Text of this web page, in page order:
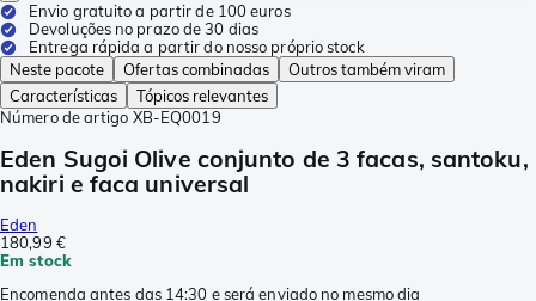
Envio gratuito a partir de 100 euros
Devoluções no prazo de 30 dias
Entrega rápida a partir do nosso próprio stock
Neste pacote
Ofertas combinadas
Outros também viram
Características
Tópicos relevantes
Número de artigo XB-EQ0019
Eden Sugoi Olive conjunto de 3 facas, santoku,
nakiri e faca universal
Eden
180,99 €
Em stock
Encomenda antes das 14:30 e será enviado no mesmo dia